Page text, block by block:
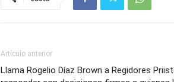
Artículo anterior
Llama Rogelio Díaz Brown a Regidores